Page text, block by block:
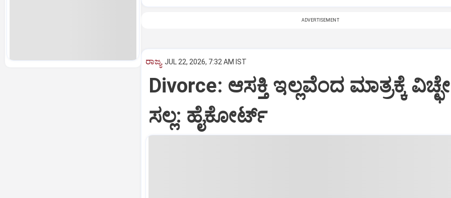
ADVERTISEMENT
ರಾಜ್ಯ JUL 22, 2026, 7:32 AM IST
Divorce: ಆಸಕ್ತಿ ಇಲ್ಲವೆಂದ ಮಾತ್ರಕ್ಕೆ
ಸಲ್ಲ: ಹೈಕೋರ್ಟ್‌